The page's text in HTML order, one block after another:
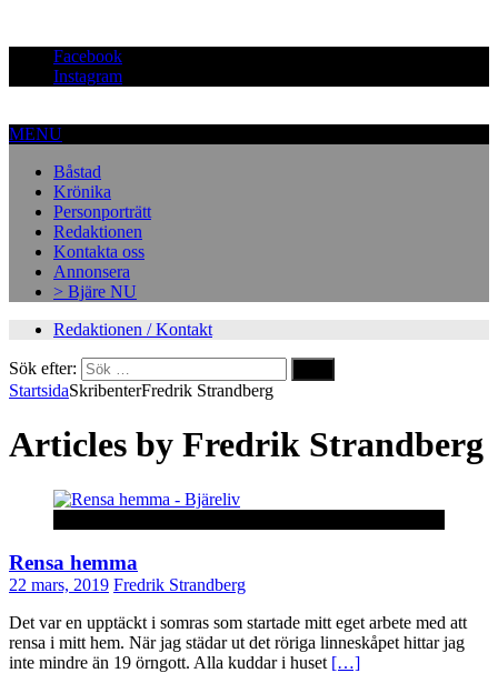
Facebook
Instagram
MENU
Båstad
Krönika
Personporträtt
Redaktionen
Kontakta oss
Annonsera
> Bjäre NU
Redaktionen / Kontakt
Sök efter:
StartsidaSkribenterFredrik Strandberg
Articles by Fredrik Strandberg
Rensa hemma
22 mars, 2019 Fredrik Strandberg
Det var en upptäckt i somras som startade mitt eget arbete med att
rensa i mitt hem. När jag städar ut det röriga linneskåpet hittar jag
inte mindre än 19 örngott. Alla kuddar i huset […]